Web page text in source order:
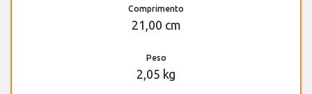
Comprimento
21,00 cm
Peso
2,05 kg